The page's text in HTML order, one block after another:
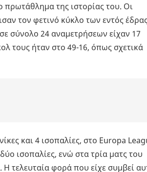
της ιστορίας του. Οι
τον φετινό κύκλο των εντός
σύνολο 24 αναμετρήσεων είχαν 17
τους ήταν στο 49-16, όπως σχετικά
και 4 ισοπαλίες, στο Europa
ισοπαλίες, ενώ στα τρία ματς του
τελευταία φορά που είχε συμβεί